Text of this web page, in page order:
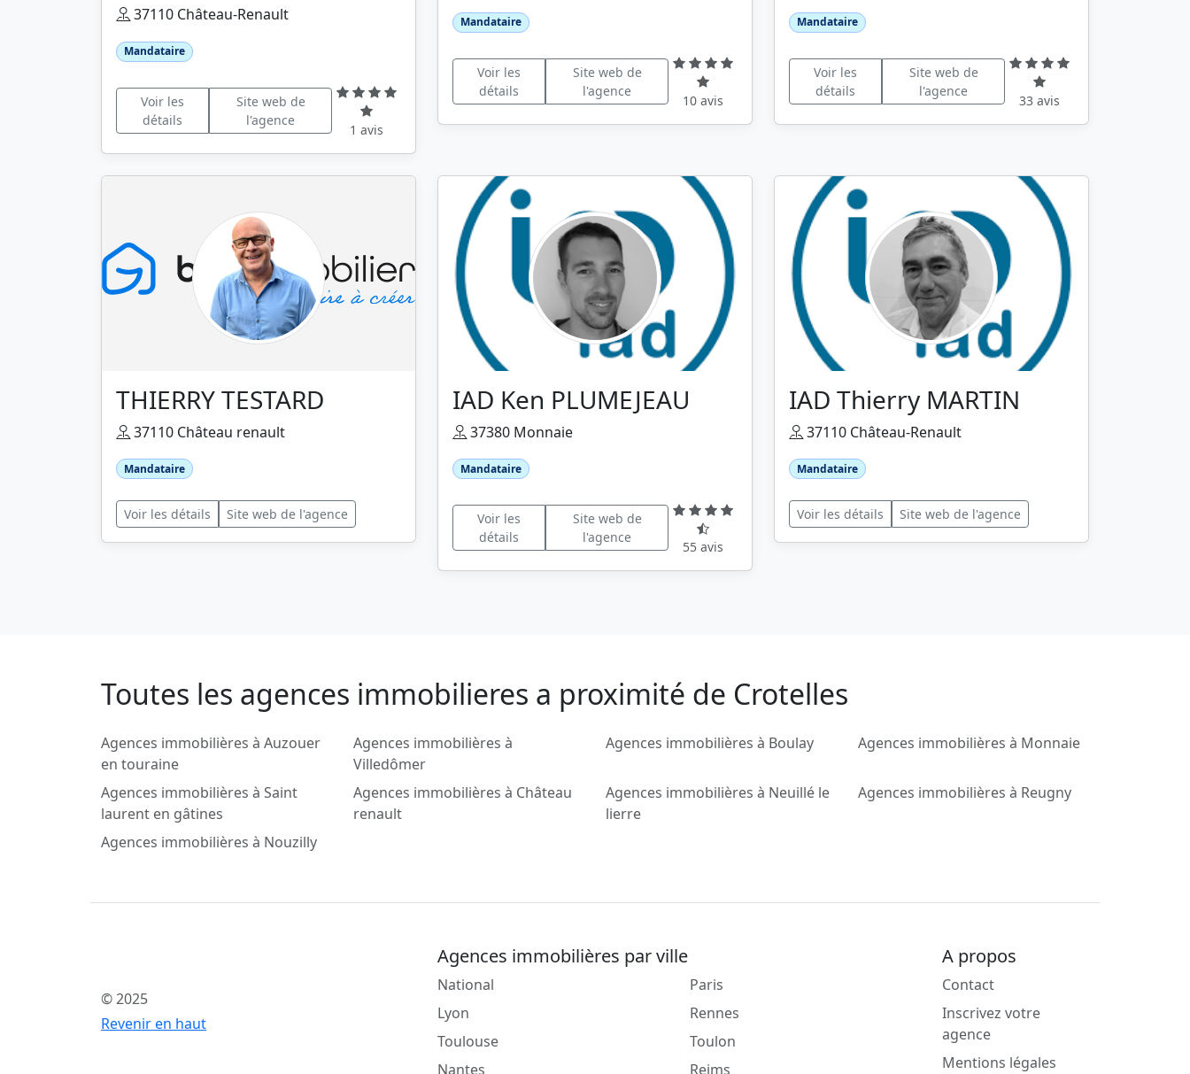
37110 Château-Renault
Mandataire
Voir les
détails
Site web de
l'agence
1 avis
Mandataire
Voir les
détails
Site web de
l'agence
10 avis
Mandataire
Voir les
détails
Site web de
l'agence
33 avis
THIERRY TESTARD
37110 Château renault
Mandataire
Voir les détails Site web de l'agence
IAD Ken PLUMEJEAU
37380 Monnaie
Mandataire
Voir les
détails
Site web de
l'agence
55 avis
IAD Thierry MARTIN
37110 Château-Renault
Mandataire
Voir les détails Site web de l'agence
Toutes les agences immobilieres a proximité de Crotelles
Agences immobilières à Auzouer
en touraine
Agences immobilières à
Villedômer
Agences immobilières à Boulay Agences immobilières à Monnaie
Agences immobilières à Saint
laurent en gâtines
Agences immobilières à Château
renault
Agences immobilières à Neuillé le
lierre
Agences immobilières à Reugny
Agences immobilières à Nouzilly
© 2025
Revenir en haut
Agences immobilières par ville
National
Lyon
Toulouse
Nantes
Paris
Rennes
Toulon
Reims
A propos
Contact
Inscrivez votre
agence
Mentions légales